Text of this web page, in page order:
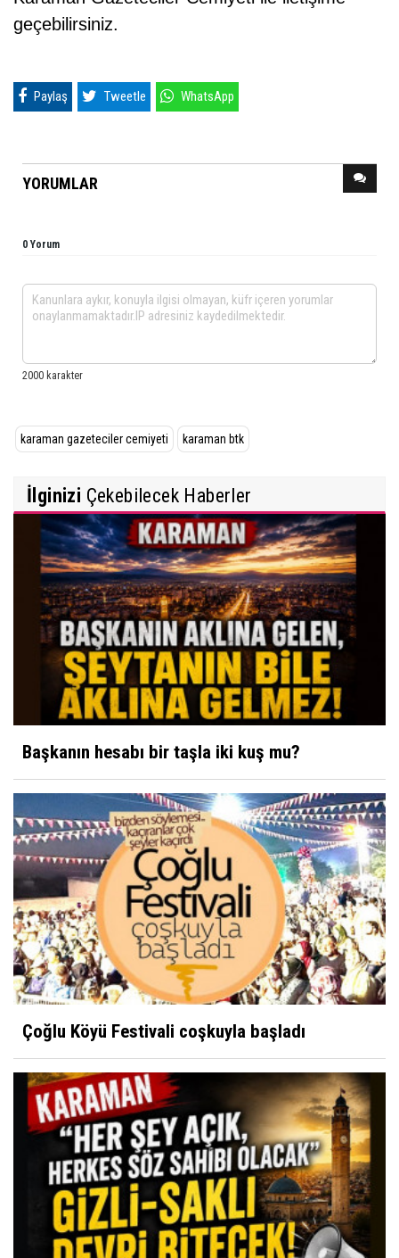
geçebilirsiniz.
Paylaş Tweetle WhatsApp
YORUMLAR
0 Yorum
karaman gazeteciler cemiyeti karaman btk
İlginizi Çekebilecek Haberler
Başkanın hesabı bir taşla iki kuş mu?
Çoğlu Köyü Festivali coşkuyla başladı